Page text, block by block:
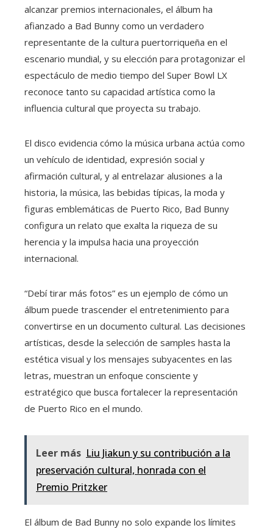
alcanzar premios internacionales, el álbum ha
afianzado a Bad Bunny como un verdadero
representante de la cultura puertorriqueña en el
escenario mundial, y su elección para protagonizar el
espectáculo de medio tiempo del Super Bowl LX
reconoce tanto su capacidad artística como la
influencia cultural que proyecta su trabajo.
El disco evidencia cómo la música urbana actúa como
un vehículo de identidad, expresión social y
afirmación cultural, y al entrelazar alusiones a la
historia, la música, las bebidas típicas, la moda y
figuras emblemáticas de Puerto Rico, Bad Bunny
configura un relato que exalta la riqueza de su
herencia y la impulsa hacia una proyección
internacional.
“Debí tirar más fotos” es un ejemplo de cómo un
álbum puede trascender el entretenimiento para
convertirse en un documento cultural. Las decisiones
artísticas, desde la selección de samples hasta la
estética visual y los mensajes subyacentes en las
letras, muestran un enfoque consciente y
estratégico que busca fortalecer la representación
de Puerto Rico en el mundo.
Leer más Liu Jiakun y su contribución a la
preservación cultural, honrada con el
Premio Pritzker
El álbum de Bad Bunny no solo expande los límites